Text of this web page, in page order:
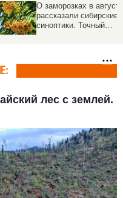
О заморозках в августе
рассказали сибирские
синоптики. Точный
лес с землей.